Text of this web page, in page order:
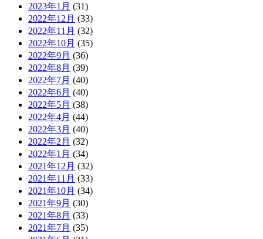
2023年1月 (31)
2022年12月 (33)
2022年11月 (32)
2022年10月 (35)
2022年9月 (36)
2022年8月 (39)
2022年7月 (40)
2022年6月 (40)
2022年5月 (38)
2022年4月 (44)
2022年3月 (40)
2022年2月 (32)
2022年1月 (34)
2021年12月 (32)
2021年11月 (33)
2021年10月 (34)
2021年9月 (30)
2021年8月 (33)
2021年7月 (35)